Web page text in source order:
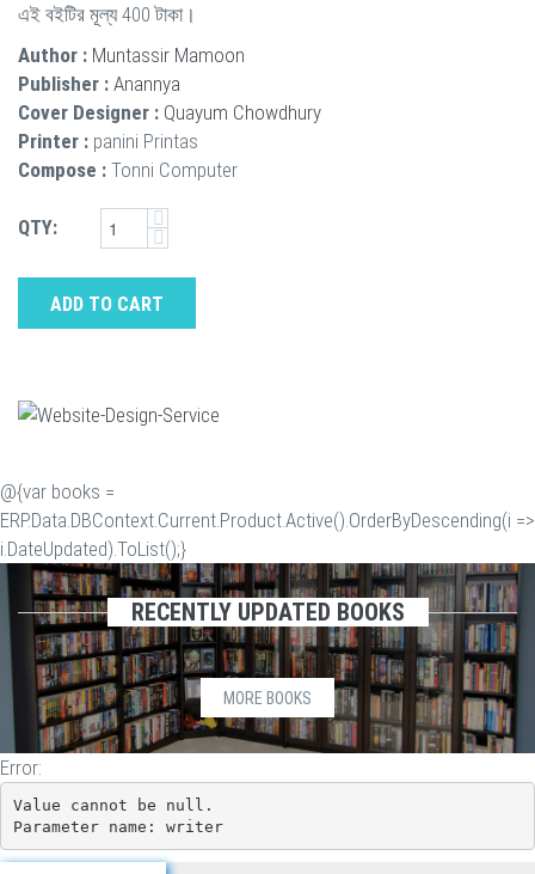
এই বইটির মূল্য 400 টাকা।
Author : Muntassir Mamoon
Publisher : Anannya
Cover Designer : Quayum Chowdhury
Printer : panini Printas
Compose : Tonni Computer
QTY:
ADD TO CART
@{var books =
ERP.Data.DBContext.Current.Product.Active().OrderByDescending(i =>
i.DateUpdated).ToList();}
RECENTLY UPDATED BOOKS
MORE BOOKS
Error:
Value cannot be null.
Parameter name: writer